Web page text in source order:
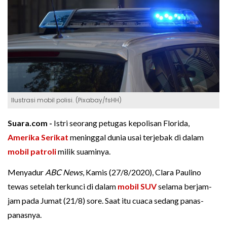
Ilustrasi mobil polisi. (Pixabay/fsHH)
Suara.com - Istri seorang petugas kepolisan Florida,
Amerika Serikat meninggal dunia usai terjebak di dalam
mobil patrolimilik suaminya.
Menyadur ABC News, Kamis (27/8/2020), Clara Paulino
tewas setelah terkunci di dalam mobil SUVselama berjam-
jam pada Jumat (21/8) sore. Saat itu cuaca sedang panas-
panasnya.